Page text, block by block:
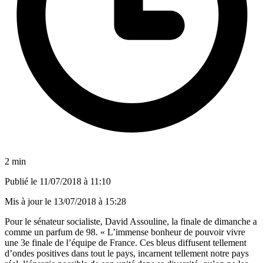
2 min
Publié le 11/07/2018 à 11:10
Mis à jour le 13/07/2018 à 15:28
Pour le sénateur socialiste, David Assouline, la finale de dimanche a
comme un parfum de 98. « L’immense bonheur de pouvoir vivre
une 3e finale de l’équipe de France. Ces bleus diffusent tellement
d’ondes positives dans tout le pays, incarnent tellement notre pays